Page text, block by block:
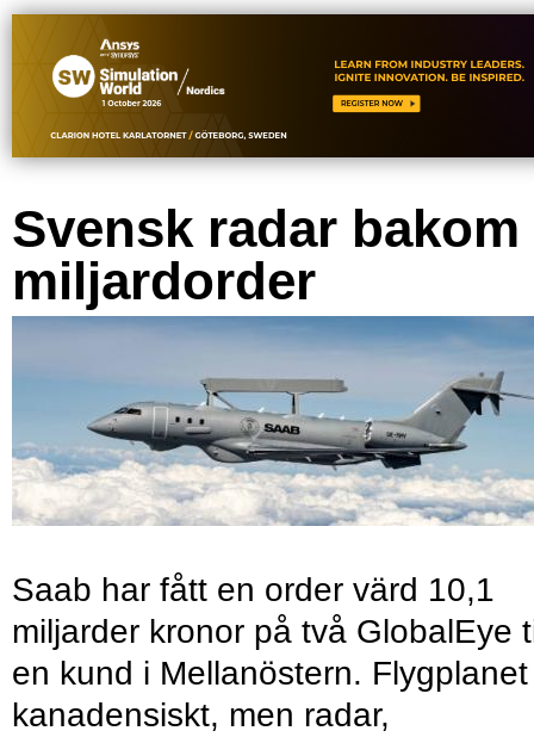
Svensk radar bakom
miljardorder
Saab har fått en order värd 10,1
miljarder kronor på två GlobalEye
en kund i Mellanöstern.
kanadensiskt, men radar,